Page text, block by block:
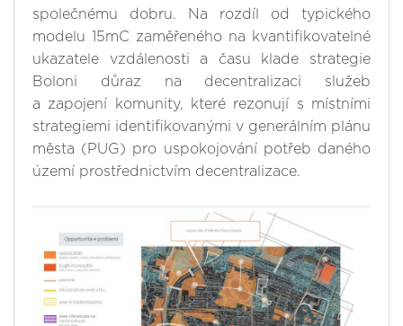
společnému dobru. Na rozdíl od typického
modelu 15mC zaměřeného na kvantifikovatelné
ukazatele vzdálenosti a času klade strategie
Boloni důraz na decentralizaci služeb
a zapojení komunity, které rezonují s místními
strategiemi identifikovanými v generálním plánu
města (PUG) pro uspokojování potřeb daného
území prostřednictvím decentralizace.